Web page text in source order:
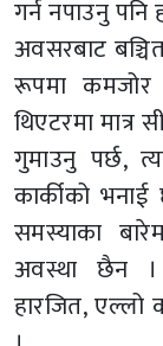
गर्न नपाउनु पनि
अवसरबाट
रूपमा
थिएटरमा मात्र
गुमाउनु पर्छ,
कार्कीको
समस्याका
अवस्था छैन ।
हारजित, एल्लो